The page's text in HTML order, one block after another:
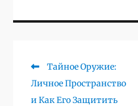
Навигация
по
Предыдущая
запись:
Тайное Оружие:
Личное Пространство
и Как Его Защитить